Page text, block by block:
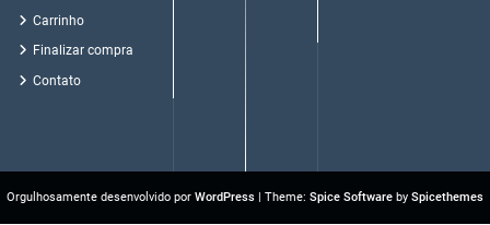
Carrinho
Finalizar compra
Contato
Orgulhosamente desenvolvido por WordPress | Theme: Spice Software by Spicethemes